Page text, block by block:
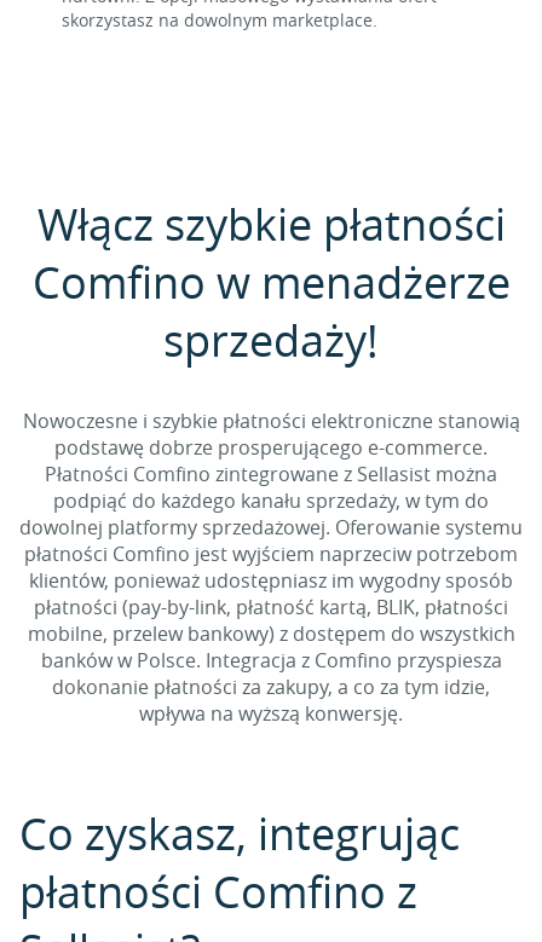
skorzystasz na dowolnym marketplace.
Włącz szybkie płatności
Comfino w menadżerze
sprzedaży!
Nowoczesne i szybkie płatności elektroniczne stanowią
podstawę dobrze prosperującego e-commerce.
Płatności Comfino zintegrowane z Sellasist można
podpiąć do każdego kanału sprzedaży, w tym do
dowolnej platformy sprzedażowej. Oferowanie systemu
płatności Comfino jest wyjściem naprzeciw potrzebom
klientów, ponieważ udostępniasz im wygodny sposób
płatności (pay-by-link, płatność kartą, BLIK, płatności
mobilne, przelew bankowy) z dostępem do wszystkich
banków w Polsce. Integracja z Comfino przyspiesza
dokonanie płatności za zakupy, a co za tym idzie,
wpływa na wyższą konwersję.
Co zyskasz, integrując
płatności Comfino z